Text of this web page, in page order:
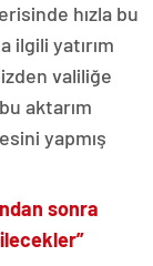
hızla bu
yatırım
valiliğe
aktarım
yapmış
sonra